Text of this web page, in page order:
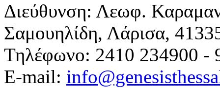
Διεύθυνση: Λεωφ.
Σαμουηλίδη, Λάρισα,
Τηλέφωνο: 2410 234900 -
E-mail: